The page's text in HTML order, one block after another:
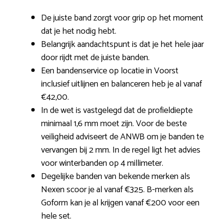
De juiste band zorgt voor grip op het moment
dat je het nodig hebt.
Belangrijk aandachtspunt is dat je het hele jaar
door rijdt met de juiste banden.
Een bandenservice op locatie in Voorst
inclusief uitlijnen en balanceren heb je al vanaf
€42,00.
In de wet is vastgelegd dat de profieldiepte
minimaal 1,6 mm moet zijn. Voor de beste
veiligheid adviseert de ANWB om je banden te
vervangen bij 2 mm. In de regel ligt het advies
voor winterbanden op 4 millimeter.
Degelijke banden van bekende merken als
Nexen scoor je al vanaf €325. B-merken als
Goform kan je al krijgen vanaf €200 voor een
hele set.